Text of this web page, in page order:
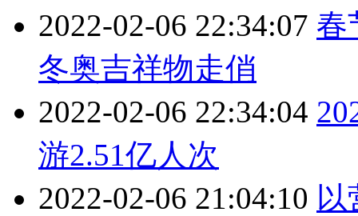
2022-02-06 22:34:07 春
冬奥吉祥物走俏
2022-02-06 22:34:04
游2.51亿人次
2022-02-06 21:04:10 以